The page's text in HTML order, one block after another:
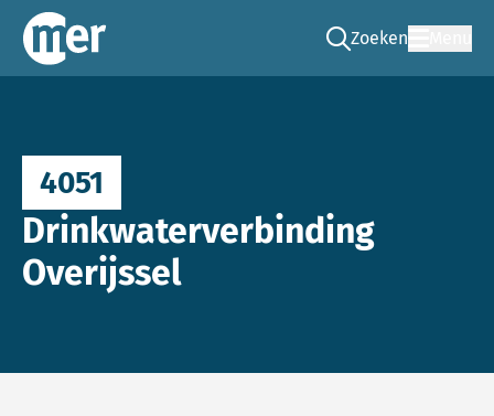
Commissie mer
Zoeken
Ga naar de zoek
4051
Drinkwaterverbinding
Overijssel